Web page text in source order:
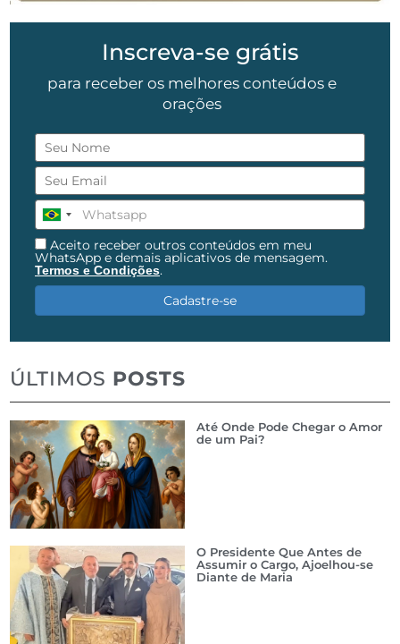
Inscreva-se grátis
para receber os melhores conteúdos e
orações
Aceito receber outros conteúdos em meu
WhatsApp e demais aplicativos de mensagem.
Termos e Condições.
Cadastre-se
ÚLTIMOS POSTS
Até Onde Pode Chegar o Amor
de um Pai?
O Presidente Que Antes de
Assumir o Cargo, Ajoelhou-se
Diante de Maria